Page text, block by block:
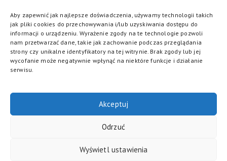
Aby zapewnić jak najlepsze doświadczenia, używamy technologii takich
jak pliki cookies do przechowywania i/lub uzyskiwania dostępu do
informacji o urządzeniu. Wyrażenie zgody na te technologie pozwoli
nam przetwarzać dane, takie jak zachowanie podczas przeglądania
strony czy unikalne identyfikatory na tej witrynie. Brak zgody lub jej
wycofanie może negatywnie wpłynąć na niektóre funkcje i działanie
serwisu.
Akceptuj
Odrzuć
Wyświetl ustawienia
KONTAKT DLA MEDIÓW
media@torsluzewiec.pl
DOŁĄCZ DO NAS